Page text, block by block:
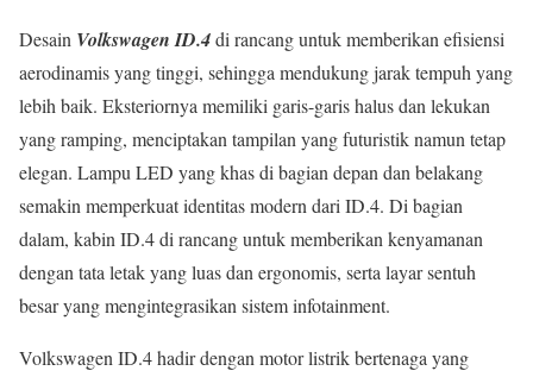
Desain Volkswagen ID.4di rancang untuk memberikan efisiensi
aerodinamis yang tinggi, sehingga mendukung jarak tempuh yang
lebih baik. Eksteriornya memiliki garis-garis halus dan lekukan
yang ramping, menciptakan tampilan yang futuristik namun tetap
elegan. Lampu LED yang khas di bagian depan dan belakang
semakin memperkuat identitas modern dari ID.4. Di bagian
dalam, kabin ID.4 di rancang untuk memberikan kenyamanan
dengan tata letak yang luas dan ergonomis, serta layar sentuh
besar yang mengintegrasikan sistem infotainment.
Volkswagen ID.4 hadir dengan motor listrik bertenaga yang